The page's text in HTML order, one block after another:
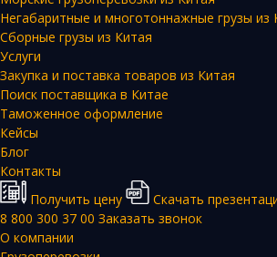
Негабаритные и многотоннажные грузы из
Сборные грузы из Китая
Услуги
Закупка и поставка товаров из Китая
Поиск поставщика в Китае
Таможенное оформление
Кейсы
Блог
Контакты
Получить цену
Скачать
8 800 300 37 00 Заказать звонок
О компании